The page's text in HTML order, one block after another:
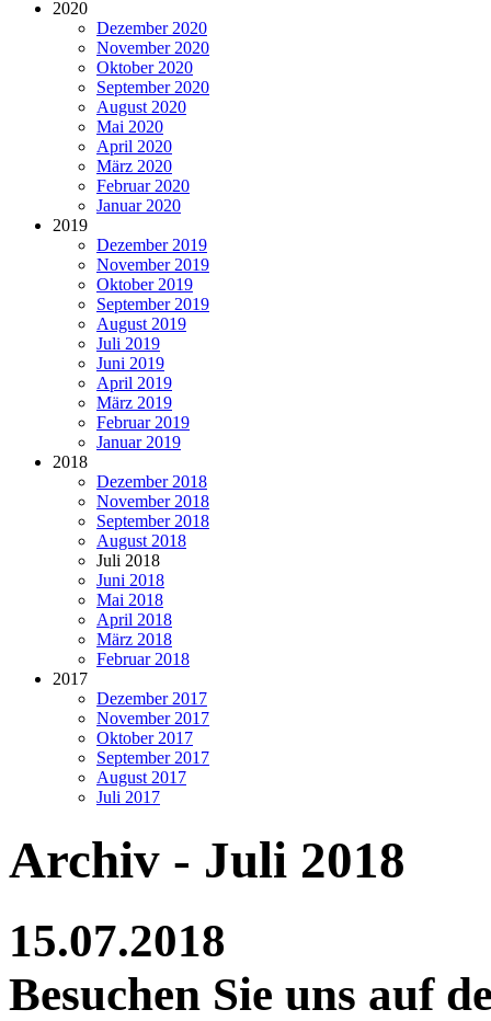
2020
Dezember 2020
November 2020
Oktober 2020
September 2020
August 2020
Mai 2020
April 2020
März 2020
Februar 2020
Januar 2020
2019
Dezember 2019
November 2019
Oktober 2019
September 2019
August 2019
Juli 2019
Juni 2019
April 2019
März 2019
Februar 2019
Januar 2019
2018
Dezember 2018
November 2018
September 2018
August 2018
Juli 2018
Juni 2018
Mai 2018
April 2018
März 2018
Februar 2018
2017
Dezember 2017
November 2017
Oktober 2017
September 2017
August 2017
Juli 2017
Archiv - Juli 2018
15.07.2018
Besuchen Sie uns auf